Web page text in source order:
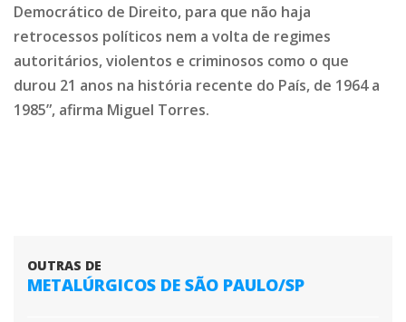
Democrático de Direito, para que não haja
retrocessos políticos nem a volta de regimes
autoritários, violentos e criminosos como o que
durou 21 anos na história recente do País, de 1964 a
1985”, afirma Miguel Torres.
OUTRAS DE
METALÚRGICOS DE SÃO PAULO/SP